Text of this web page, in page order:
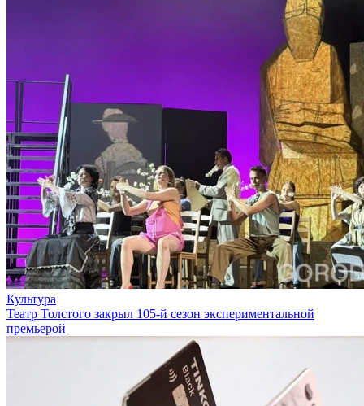
Культура
Театр Толстого закрыл 105-й сезон экспериментальной
премьерой